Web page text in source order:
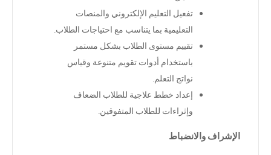
تفعيل التعليم الإلكتروني والمنصات
التعليمية بما يتناسب مع احتياجات الطلاب
تقييم مستوى الطلاب بشكل مستمر
باستخدام أدوات تقويم متنوعة وقياس
نواتج التعلم
إعداد خطط علاجية للطلاب الضعاف
وإثراءات للطلاب المتفوقين
الإشراف والانضباط